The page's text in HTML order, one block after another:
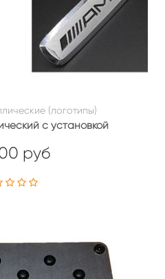
(логотипы)
с установкой
руб